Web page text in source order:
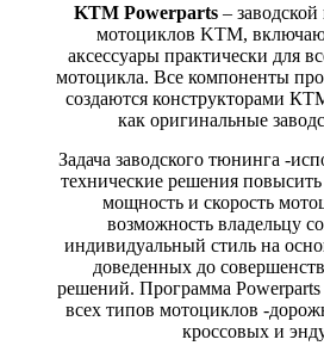
KTM Powerparts– заводской
мотоциклов KTM,
аксессуары практически для
мотоцикла. Все компоненты
создаются конструкторами
как оригинальные
Задача заводского тюнинга -
технические решения повысить
мощность и скорость
возможность владельцу
индивидуальный стиль на
доведенных до
решений. Программа Powerparts
всех типов мотоциклов -
кроссовых и